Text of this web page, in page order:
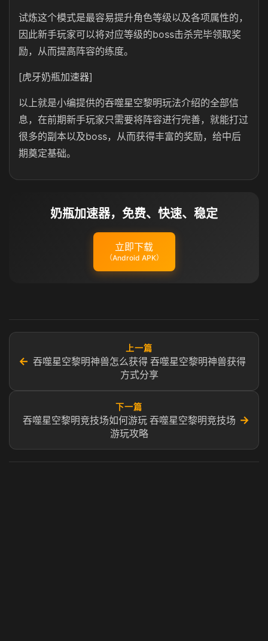
试炼这个模式是最容易提升角色等级以及各项属性的，
因此新手玩家可以将对应等级的boss击杀完毕领取奖
励，从而提高阵容的练度。
[虎牙奶瓶加速器]
以上就是小编提供的吞噬星空黎明玩法介绍的全部信
息，在前期新手玩家只需要将阵容进行完善，就能打过
很多的副本以及boss，从而获得丰富的奖励，给中后
期奠定基础。
奶瓶加速器，免费、快速、稳定
立即下载
（Android APK）
←
上一篇
吞噬星空黎明神兽怎么获得 吞噬星空黎明神兽获得
方式分享
下一篇
吞噬星空黎明竞技场如何游玩 吞噬星空黎明竞技场
游玩攻略
→